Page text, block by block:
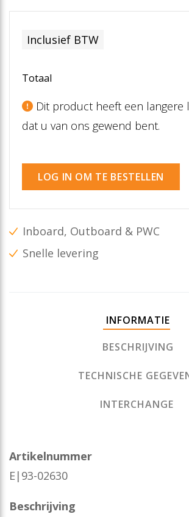
Inclusief BTW
Totaal
Dit product heeft een langere
dat u van ons gewend bent.
LOG IN OM TE BESTELLEN
Inboard, Outboard & PWC
Snelle levering
INFORMATIE
BESCHRIJVING
TECHNISCHE
INTERCHANGE
Artikelnummer
E|93-02630
Beschrijving